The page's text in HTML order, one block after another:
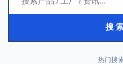
搜
热门搜